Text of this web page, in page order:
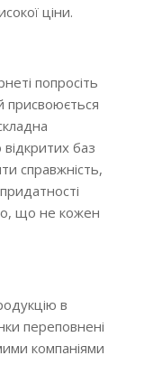
ціни.
попросіть
присвоюється
баз
справжність,
що не кожен
в
переповнені
компаніями